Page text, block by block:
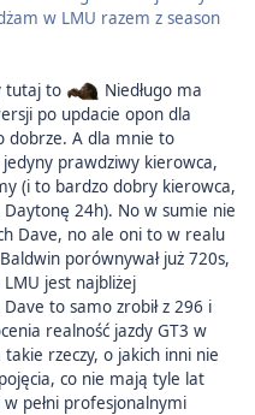
w LMU razem z season
tutaj to
Niedługo ma
po updacie opon dla
dobrze. A dla mnie to
prawdziwy kierowca,
(i to bardzo dobry kierowca,
24h). No w sumie nie
Dave, no ale oni to w realu
porównywał już 720s,
jest najbliżej
to samo zrobił z 296 i
realność jazdy GT3 w
rzeczy, o jakich inni nie
co nie mają tyle lat
pełni profesjonalnymi